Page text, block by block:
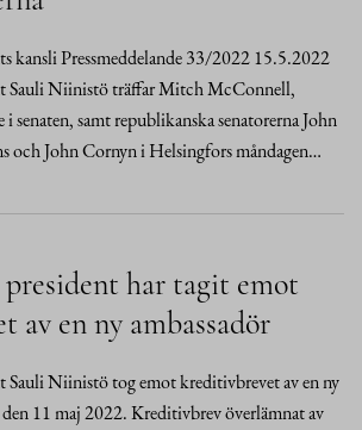
kansli Pressmeddelande 33/2022 15.5.2022
Sauli Niinistö träffar Mitch McConnell,
i senaten, samt republikanska senatorerna John
och John Cornyn i Helsingfors måndagen…
har tagit emot
av en ny ambassadör
Sauli Niinistö tog emot kreditivbrevet av en ny
den 11 maj 2022. Kreditivbrev överlämnat av